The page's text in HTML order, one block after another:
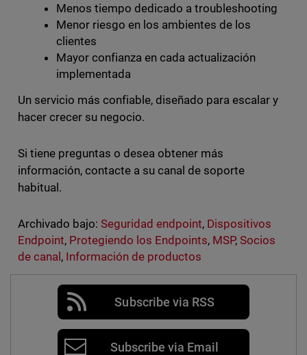
Menos tiempo dedicado a troubleshooting
Menor riesgo en los ambientes de los
clientes
Mayor confianza en cada actualización
implementada
Un servicio más confiable, diseñado para escalar y
hacer crecer su negocio.
Si tiene preguntas o desea obtener más
información, contacte a su canal de soporte
habitual.
Archivado bajo: Seguridad endpoint, Dispositivos
Endpoint, Protegiendo los Endpoints, MSP,Socios
de canal, Información de productos
Subscribe via RSS
Subscribe via Email